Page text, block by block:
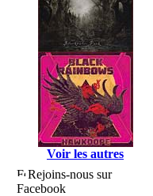
Voir les autres
Rejoins-nous sur
Facebook